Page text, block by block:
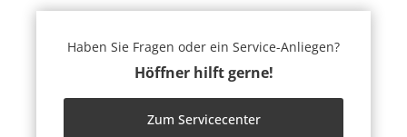
Haben Sie Fragen oder ein Service-Anliegen?
Höffner hilft gerne!
Zum Servicecenter